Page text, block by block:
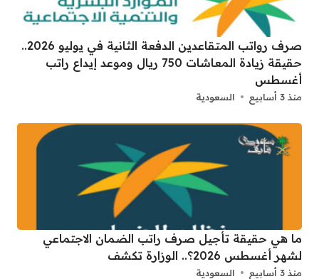
صرف رواتب المتقاعدين الدفعة الثانية في يوليو 2026..
حقيقة زيادة المعاشات 750 ريال وموعد إيداع راتب
أغسطس
منذ 3 أسابيع السعودية
ما هي حقيقة تأجيل صرف راتب الضمان الاجتماعي
لشهر أغسطس 2026؟.. الوزارة تكشف
منذ 3 أسابيع السعودية